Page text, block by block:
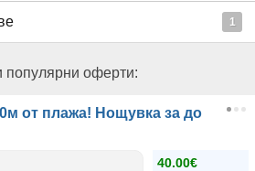
1
популярни оферти:
от плажа! Нощувка за до
40.00€